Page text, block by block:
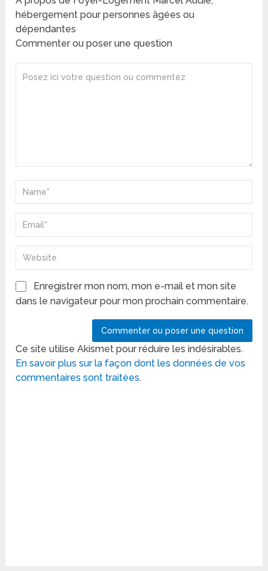
hébergement pour personnes âgées ou
dépendantes
Commenter ou poser une question
Enregistrer mon nom, mon e-mail et mon site
dans le navigateur pour mon prochain commentaire.
Ce site utilise Akismet pour réduire les indésirables.
En savoir plus sur la façon dont les données de vos
commentaires sont traitées.